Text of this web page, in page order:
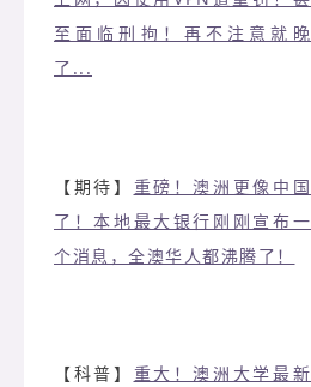
至面临刑拘！再不注意就晚
了...
【期待】 重磅！澳洲更像中国
了！本地最大银行刚刚宣布一
个消息，全澳华人都沸腾了！
【科普】 重大！澳洲大学最新